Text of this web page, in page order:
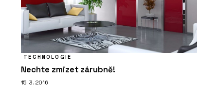
TECHNOLOGIE
Nechte zmizet zárubně!
15. 3. 2016